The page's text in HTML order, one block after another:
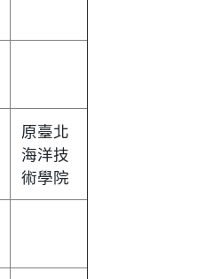
原臺北
海洋技
術學院